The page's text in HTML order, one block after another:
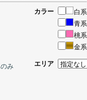
み
カラー
白系
青系
桃系
金系
エリア